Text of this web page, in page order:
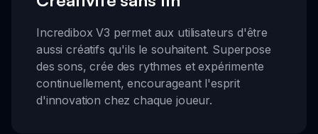
Incredibox V3 permet aux utilisateurs d'être
aussi créatifs qu'ils le souhaitent. Superpose
des sons, crée des rythmes et expérimente
continuellement, encourageant l'esprit
d'innovation chez chaque joueur.